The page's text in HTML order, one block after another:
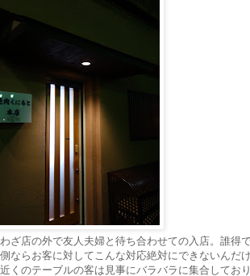
ざ店の外で友人夫婦と待ち合わせての入店。誰得
ならお客に対してこんな対応絶対にできないんだ
くのテーブルの客は見事にバラバラに集合してお